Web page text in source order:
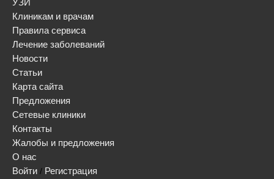
УЗИ
Клиникам и врачам
Правила сервиса
Лечение заболеваний
Новости
Статьи
Карта сайта
Предложения
Сетевые клиники
Контакты
Жалобы и предложения
О нас
Войти / Регистрация